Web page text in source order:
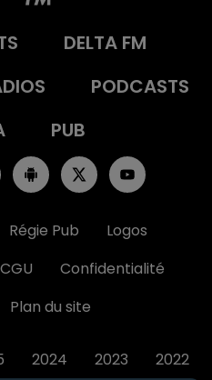
DELTA FM
PODCASTS
PUB
Régie Pub
Logos
CGU
Confidentialité
Plan du site
2024 2023 2022